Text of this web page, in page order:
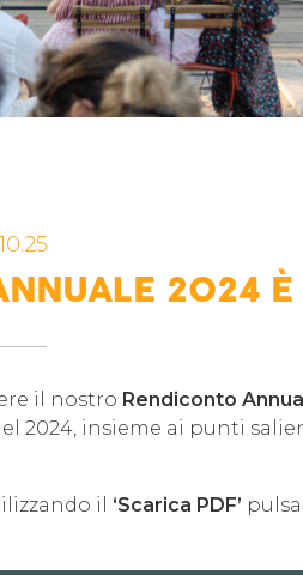
2024
il nostro Rendiconto
2024, insieme ai punti
il ‘Scarica PDF’